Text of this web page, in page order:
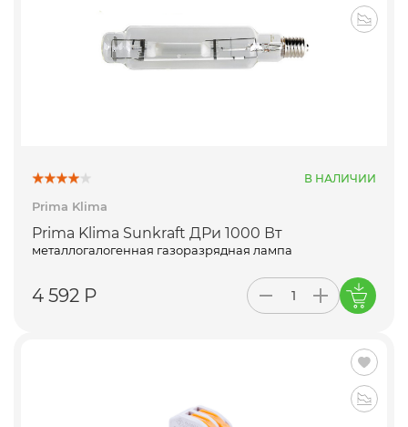
В НАЛИЧИИ
Prima Klima
Prima Klima Sunkraft ДРи 1000 Вт
металлогалогенная газоразрядная лампа
4 592 Р